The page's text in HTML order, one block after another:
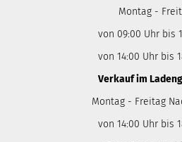
Montag -
von 09:00 Uhr bis
von 14:00 Uhr bis
Verkauf im
Montag - Freitag
von 14:00 Uhr bis